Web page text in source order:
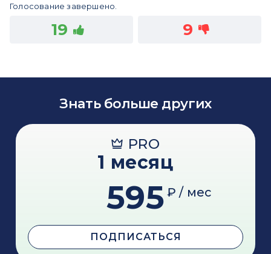
Голосование завершено.
19 9
Знать больше других
PRO
1 месяц
595 ₽ / мес
ПОДПИСАТЬСЯ